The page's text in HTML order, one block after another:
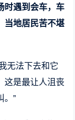
时遇到会车，车
当地居民苦不堪
无法下去和它
这是最让人沮丧
。”